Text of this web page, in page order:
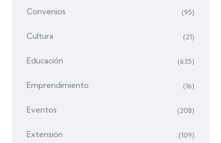
Convenios (95)
Cultura (21)
Educación (635)
Emprendimiento (16)
Eventos (208)
Extensión (109)